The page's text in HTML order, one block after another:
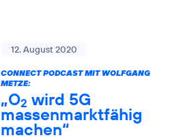
12. August 2020
CONNECT PODCAST MIT WOLFGANG
METZE:
„O2 wird 5G
massenmarktfähig
machen“